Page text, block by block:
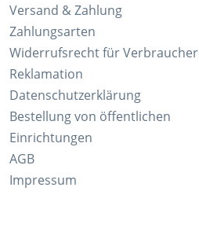
Versand & Zahlung
Zahlungsarten
Widerrufsrecht für Verbraucher
Reklamation
Datenschutzerklärung
Bestellung von öffentlichen
Einrichtungen
AGB
Impressum